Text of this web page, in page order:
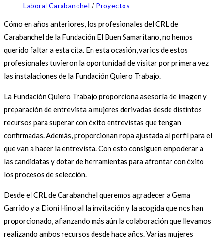
Laboral Carabanchel / Proyectos
Cómo en años anteriores, los profesionales del CRL de
Carabanchel de la Fundación El Buen Samaritano, no hemos
querido faltar a esta cita. En esta ocasión, varios de estos
profesionales tuvieron la oportunidad de visitar por primera vez
las instalaciones de la Fundación Quiero Trabajo.
La Fundación Quiero Trabajo proporciona asesoría de imagen y
preparación de entrevista a mujeres derivadas desde distintos
recursos para superar con éxito entrevistas que tengan
confirmadas. Además, proporcionan ropa ajustada al perfil para el
que van a hacer la entrevista. Con esto consiguen empoderar a
las candidatas y dotar de herramientas para afrontar con éxito
los procesos de selección.
Desde el CRL de Carabanchel queremos agradecer a Gema
Garrido y a Dioni Hinojal la invitación y la acogida que nos han
proporcionado, afianzando más aún la colaboración que llevamos
realizando ambos recursos desde hace años. Varias mujeres